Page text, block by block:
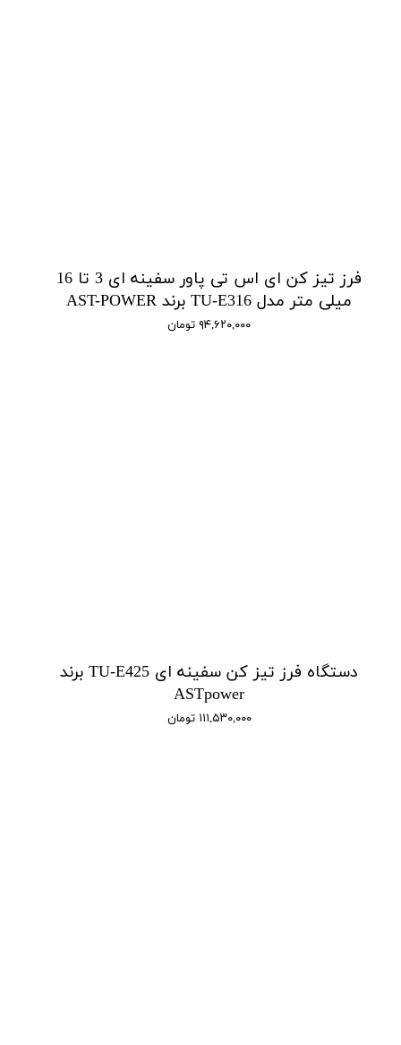
فرز تیز کن ای اس تی پاور سفینه ای 3 تا 16
میلی متر مدل TU-E316 برند AST-POWER
۹۴,۶۲۰,۰۰۰ تومان
دستگاه فرز تیز کن سفینه ای TU-E425 برند
ASTpower
۱۱۱,۵۳۰,۰۰۰ تومان